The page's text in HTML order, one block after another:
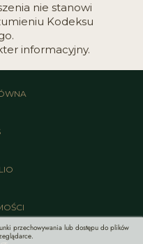
nie stanowi
Kodeksu
informacyjny.
przechowywania lub dostępu do plików